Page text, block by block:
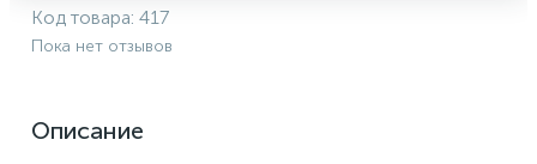
Код товара: 417
Пока нет отзывов
Описание